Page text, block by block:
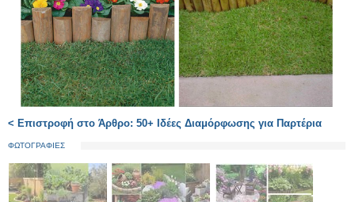
< Επιστροφή στο Άρθρο: 50+ Ιδέες Διαμόρφωσης για Παρτέρια
ΦΩΤΟΓΡΑΦΙΕΣ